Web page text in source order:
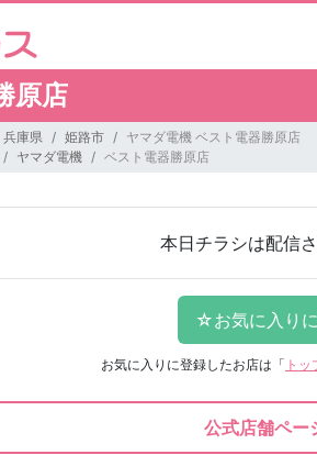
原店
兵庫県 姫路市
ヤマダ電機 ベスト電器勝原店
ヤマダ電機 ベスト電器勝原店
本日チラシは配信
お気に入りに登録したお店は 「 トッ
公式店舗ペー